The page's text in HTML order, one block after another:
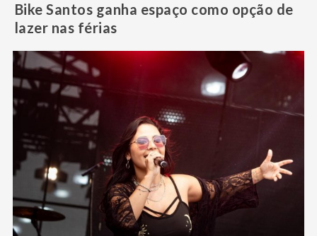
Bike Santos ganha espaço como opção de
lazer nas férias